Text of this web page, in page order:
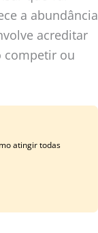
a abundância
acreditar
competir ou
atingir todas